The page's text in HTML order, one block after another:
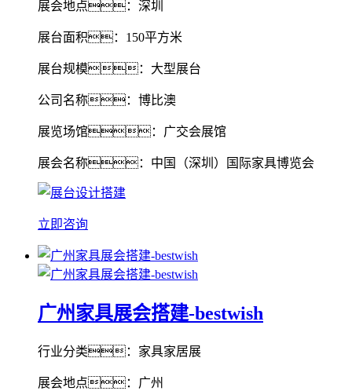
展会地点：深圳
展台面积：150平方米
展台规模：大型展台
公司名称：博比澳
展览场馆：广交会展馆
展会名称：中国（深圳）国际家具博览会
立即咨询
广州家具展会搭建-bestwish
行业分类：家具家居展
展会地点：广州